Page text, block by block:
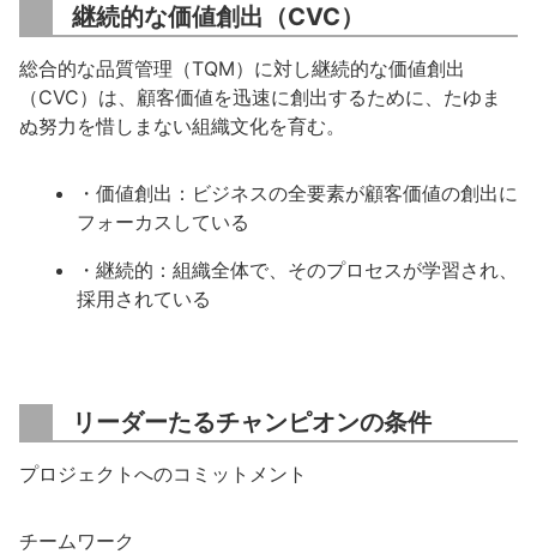
継続的な価値創出（CVC）
総合的な品質管理（TQM）に対し継続的な価値創出
（CVC）は、顧客価値を迅速に創出するために、たゆま
ぬ努力を惜しまない組織文化を育む。
・価値創出：ビジネスの全要素が顧客価値の創出に
フォーカスしている
・継続的：組織全体で、そのプロセスが学習され、
採用されている
リーダーたるチャンピオンの条件
プロジェクトへのコミットメント
チームワーク